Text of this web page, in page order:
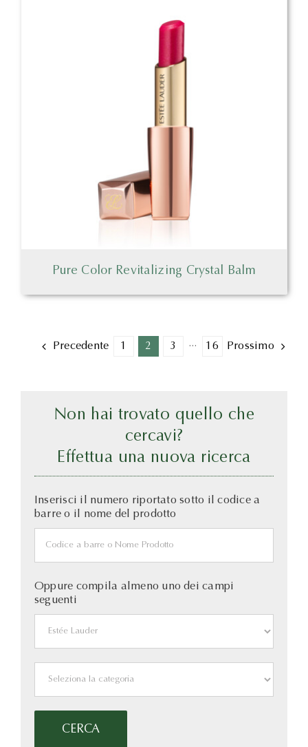
Pure Color Revitalizing Crystal Balm
Precedente 1 2 3 ··· 16 Prossimo
Non hai trovato quello che
cercavi?
Effettua una nuova ricerca
Inserisci il numero riportato sotto il codice a
barre o il nome del prodotto
Oppure compila almeno uno dei campi
seguenti